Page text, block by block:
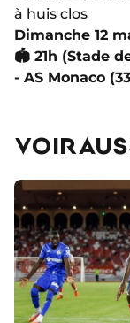
à huis clos
Dimanche 12
🏟 21h (Stade
- AS Monaco
VOIR